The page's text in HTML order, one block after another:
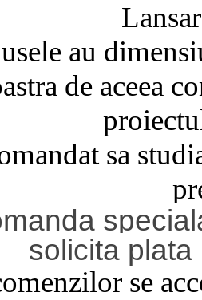
au
de aceea
sa
solicita
se